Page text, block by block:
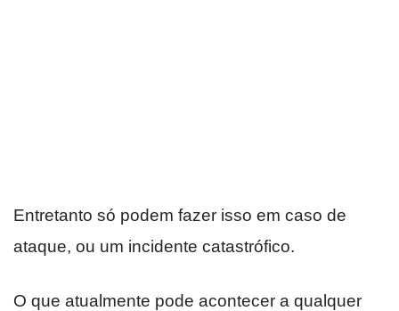
Entretanto só podem fazer isso em caso de
ataque, ou um incidente catastrófico.
O que atualmente pode acontecer a qualquer